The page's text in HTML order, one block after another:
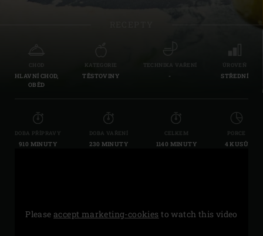
CHOD
HLAVNÍ CHOD,
OBĚD
KATEGORIE
TĚSTOVINY
TECHNIKA VAŘENÍ
-
ÚROVEŇ
STŘEDNÍ
DOBA PŘÍPRAVY
910 MINUTY
DOBA VAŘENÍ
230 MINUTY
CELKEM
1140 MINUTY
PORCE
4 KUSŮ
Pleaseaccept marketing-cookies to watch this video